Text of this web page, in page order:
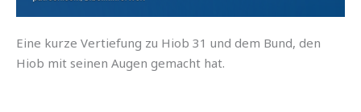
Eine kurze Vertiefung zu Hiob 31 und dem Bund, den
Hiob mit seinen Augen gemacht hat.